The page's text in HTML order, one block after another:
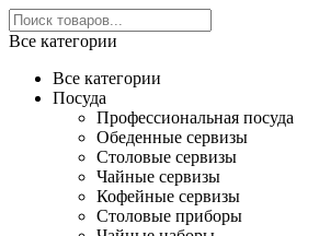
Все категории
Все категории
Посуда
Профессиональная посуда
Обеденные сервизы
Столовые сервизы
Чайные сервизы
Кофейные сервизы
Столовые приборы